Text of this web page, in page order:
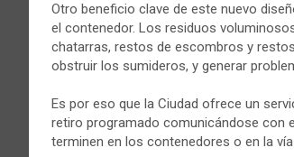
Otro beneficio clave de este nuevo
el contenedor. Los residuos
chatarras, restos de escombros y
obstruir los sumideros, y generar
Es por eso que la Ciudad ofrece un
retiro programado comunicándose con
terminen en los contenedores o en la vía